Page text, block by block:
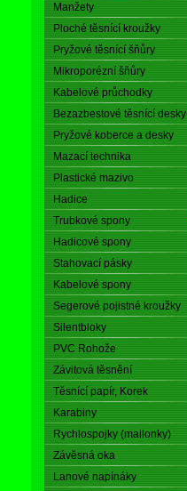
Manžety
Ploché těsnící kroužky
Pryžové těsnící šňůry
Mikroporézní šňůry
Kabelové průchodky
Bezazbestové těsnící desky
Pryžové koberce a desky
Mazací technika
Plastické mazivo
Hadice
Trubkové spony
Hadicové spony
Stahovací pásky
Kabelové spony
Segerové pojistné kroužky
Silentbloky
PVC Rohože
Závitová těsnění
Těsnící papír, Korek
Karabiny
Rychlospojky (mailonky)
Závěsná oka
Lanové napínáky